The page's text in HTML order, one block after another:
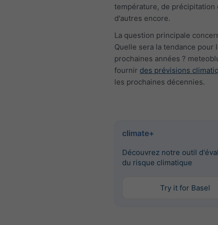
température, de précipitation
d'autres encore.
La question principale
Quelle sera la tendance pour
prochaines années ?
fournir des prévisions
les prochaines décennies.
climate+
Découvrez notre outil
du risque climatique
Try it for Basel